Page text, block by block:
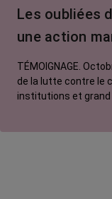
Traitements
contre le cancer
Les oubliées
une action
TÉMOIGNAGE.
de la lutte contre le
institutions et grand